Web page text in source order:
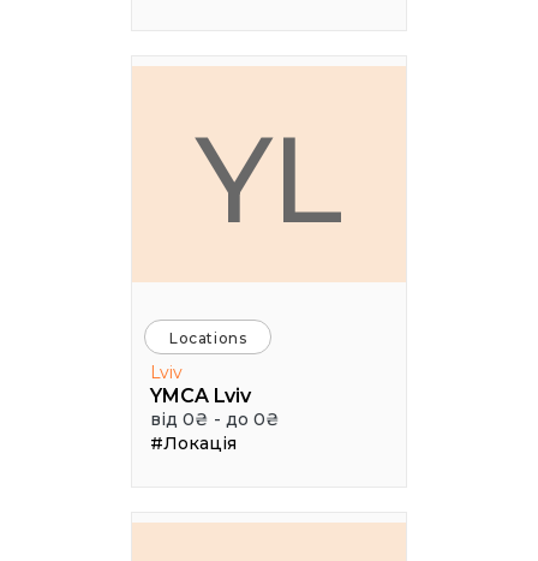
YL
Locations
Lviv
YMCA Lviv
від 0₴ - до 0₴
#Локація